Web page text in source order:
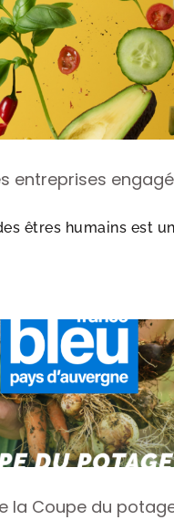
entreprises
êtres humains est
la Coupe du